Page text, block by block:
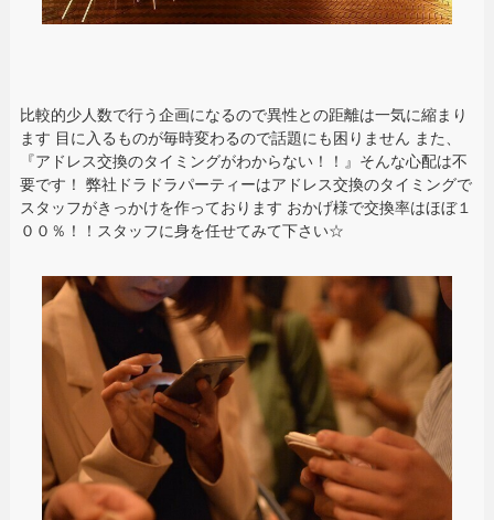
比較的少人数で行う企画になるので異性との距離は一気に縮まり
ます 目に入るものが毎時変わるので話題にも困りません また、
『アドレス交換のタイミングがわからない！！』そんな心配は不
要です！ 弊社ドラドラパーティーはアドレス交換のタイミングで
スタッフがきっかけを作っております おかげ様で交換率はほぼ１
００％！！スタッフに身を任せてみて下さい☆